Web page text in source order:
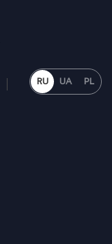
RU UA PL